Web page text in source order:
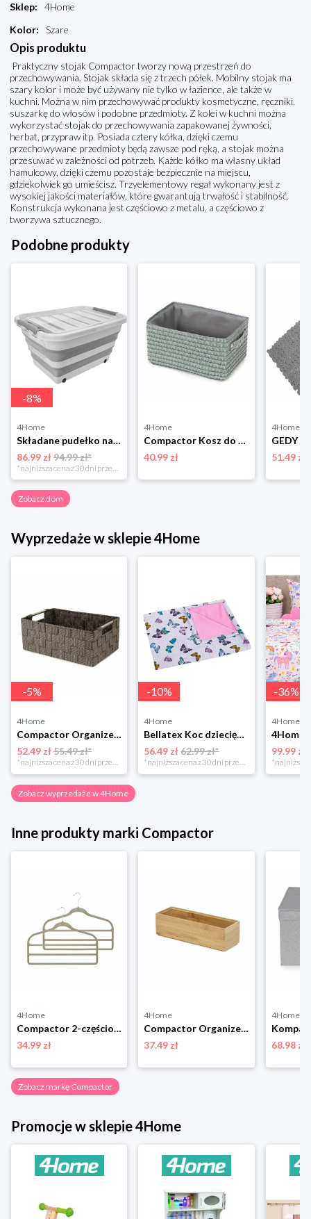
Sklep:
4Home
Kolor: Szare
Opis produktu
Praktyczny stojak Compactor tworzy nową przestrzeń do
przechowywania. Stojak składa się z trzech półek. Mobilny stojak ma
szary kolor i może być używany nie tylko w łazience, ale także w
kuchni. Można w nim przechowywać produkty kosmetyczne, ręczniki,
suszarkę do włosów i podobne przedmioty. Z kolei w kuchni można
wykorzystać stojak do przechowywania zapakowanej żywności,
herbat, przypraw itp. Posiada cztery kółka, dzięki czemu
przechowywane przedmioty będą zawsze pod ręką, a stojak można
przesuwać w zależności od potrzeb. Każde kółko ma własny układ
hamulcowy, dzięki czemu pozostaje bezpiecznie na miejscu,
gdziekolwiek go umieścisz. Trzyelementowy regał wykonany jest z
wysokiej jakości materiałów, które gwarantują trwałość i stabilność.
Konstrukcja wykonana jest częściowo z metalu, a częściowo z
tworzywa sztucznego.
Podobne produkty
-8%
4Home
Składane pudełko na kółkach Kemp, 30 l Orion
86.99 zł94.99 zł*
*najniższa cena z 30 dni przed obniżką
4Home
Compactor Kosz do przechowywania LILOU, 23 x 15 x 12 cm, szary
40.99 zł
4Home
51.49 zł
Zobacz dom
Wyprzedaże w sklepie 4Home
-5%
4Home
Compactor Organizer do przechowywania Toronto, 30 x 20 x 12 cm, ciemnobrązowy
52.49 zł55.49 zł*
-10%
4Home
Bellatex Koc dziecięcy Bára Butterfly różowy, 75 x 100 cm
56.49 zł 62.99 zł*
-36%
4Home
99.99 zł
Zobacz wyprzedaże w 4Home
Inne produkty marki Compactor
4Home
Compactor 2-częściowy komplet wieszaków na spodnie Velvet, 45 cm
34.99 zł
4Home
Compactor Organizer do przechowywania Bamboo Box M, 22,5 x 7,5 x 6,5 cm, M
37.49 zł
4Home
68.98 zł
Zobacz markę Compactor
Promocje w sklepie 4Home